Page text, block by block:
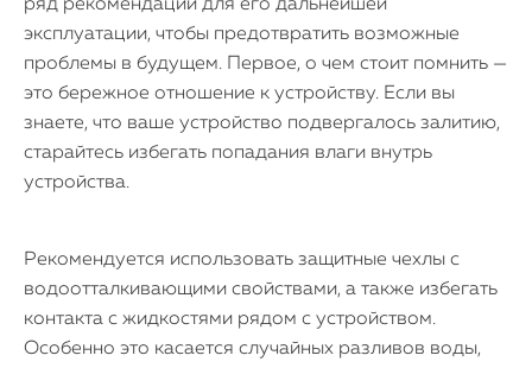
ряд рекомендаций для его дальнейшей
эксплуатации, чтобы предотвратить возможные
проблемы в будущем. Первое, о чем стоит помнить —
это бережное отношение к устройству. Если вы
знаете, что ваше устройство подвергалось залитию,
старайтесь избегать попадания влаги внутрь
устройства.
Рекомендуется использовать защитные чехлы с
водоотталкивающими свойствами, а также избегать
контакта с жидкостями рядом с устройством.
Особенно это касается случайных разливов воды,